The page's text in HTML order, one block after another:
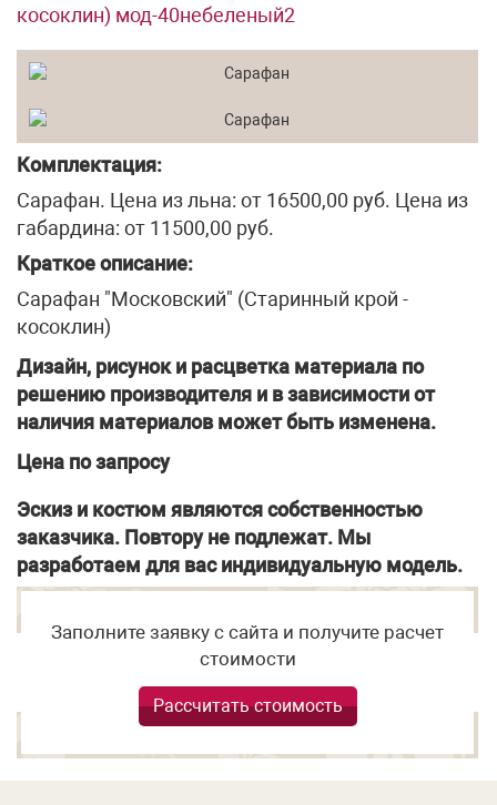
косоклин) мод-40небеленый2
Комплектация:
Сарафан. Цена из льна: от 16500,00 руб. Цена из
габардина: от 11500,00 руб.
Краткое описание:
Сарафан "Московский" (Старинный крой -
косоклин)
Дизайн, рисунок и расцветка материала по
решению производителя и в зависимости от
наличия материалов может быть изменена.
Цена по запросу
Эскиз и костюм являются собственностью
заказчика. Повтору не подлежат. Мы
разработаем для вас индивидуальную модель.
Заполните заявку с сайта и получите расчет
стоимости
Рассчитать стоимость